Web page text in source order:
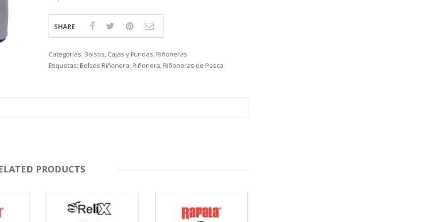
Y BOLSOS NTK
Y SILLONES
RAPALA
RELIX
PRO
SHARE
Categorías: Bolsos, Cajas y Fundas, Riñoneras
Etiquetas: Bolsos Riñonera, Riñonera, Riñoneras de Pesca
PRODUCTS